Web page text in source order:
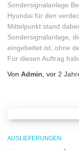
Sondersignalanlage
Hyundai für den
Mittelpunkt stand
Sondersignalanlage,
eingebettet ist, ohne
Für diesen Auftrag
Von Admin , vor 2
AUSLIEFERUNGEN